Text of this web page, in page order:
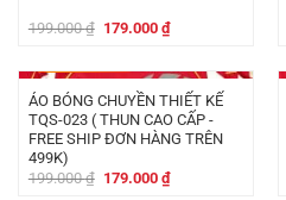
199.000₫ Giá
199.000 ₫.
179.000 ₫Giá
hiện
là:
179.000 ₫.
ÁO BÓNG CHUYỀN THIẾT KẾ
TQS-023 ( THUN CAO CẤP -
FREE SHIP ĐƠN HÀNG TRÊN
499K)
199.000₫ Giá
179.000 ₫Giá
hiện